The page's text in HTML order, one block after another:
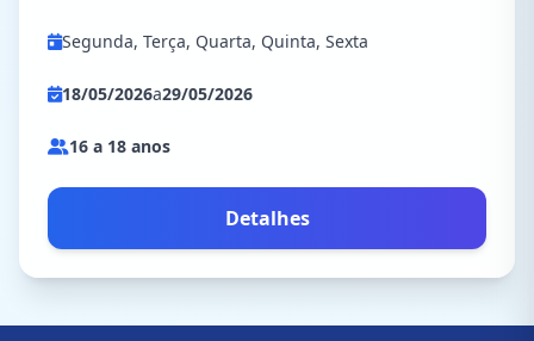
Segunda, Terça, Quarta, Quinta, Sexta
18/05/2026a29/05/2026
16 a 18 anos
Detalhes